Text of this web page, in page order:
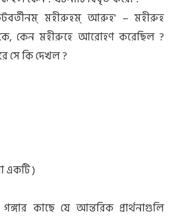
মহীরুহম্ আরুহ' – মহীরুহ
কেন মহীরুহে আরোহণ করেছিল ?
সে কি দেখল ?
একটি )
গঙ্গার কাছে যে আন্তরিক প্রার্থনাগুলি